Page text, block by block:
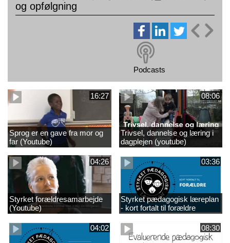
og opfølgning
Podcasts
16:27
Sprog er en gave fra mor og
far (Youtube)
08:06
Trivsel, dannelse og læring i
dagplejen (youtube)
04:26
Styrket forældresamarbejde
(Youtube)
03:36
Styrket pædagogisk læreplan
- kort fortalt til forældre
(Youtube)
04:02
08:30